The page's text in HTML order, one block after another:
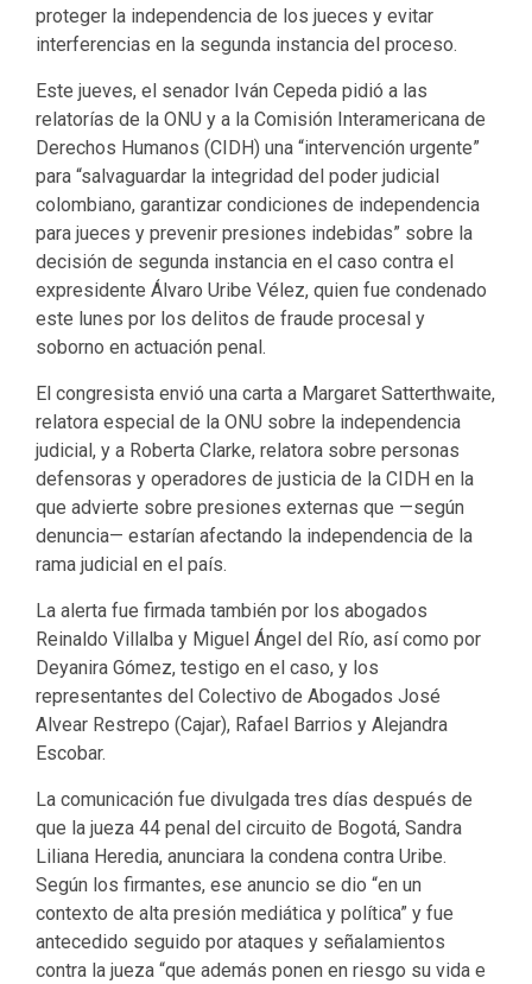
proteger la independencia de los jueces y evitar
interferencias en la segunda instancia del proceso.
Este jueves, el senador Iván Cepeda pidió a las
relatorías de la ONU y a la Comisión Interamericana de
Derechos Humanos (CIDH) una “intervención urgente”
para “salvaguardar la integridad del poder judicial
colombiano, garantizar condiciones de independencia
para jueces y prevenir presiones indebidas” sobre la
decisión de segunda instancia en el caso contra el
expresidente Álvaro Uribe Vélez, quien fue condenado
este lunes por los delitos de fraude procesal y
soborno en actuación penal.
El congresista envió una carta a Margaret Satterthwaite,
relatora especial de la ONU sobre la independencia
judicial, y a Roberta Clarke, relatora sobre personas
defensoras y operadores de justicia de la CIDH en la
que advierte sobre presiones externas que —según
denuncia— estarían afectando la independencia de la
rama judicial en el país.
La alerta fue firmada también por los abogados
Reinaldo Villalba y Miguel Ángel del Río, así como por
Deyanira Gómez, testigo en el caso, y los
representantes del Colectivo de Abogados José
Alvear Restrepo (Cajar), Rafael Barrios y Alejandra
Escobar.
La comunicación fue divulgada tres días después de
que la jueza 44 penal del circuito de Bogotá, Sandra
Liliana Heredia, anunciara la condena contra Uribe.
Según los firmantes, ese anuncio se dio “en un
contexto de alta presión mediática y política” y fue
antecedido seguido por ataques y señalamientos
contra la jueza “que además ponen en riesgo su vida e